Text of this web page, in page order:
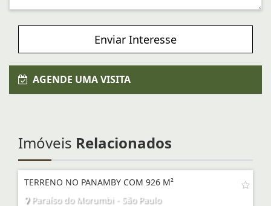
Enviar Interesse
AGENDE UMA VISITA
Imóveis Relacionados
TERRENO NO PANAMBY COM 926 M²
Paraíso do Morumbi - São Paulo